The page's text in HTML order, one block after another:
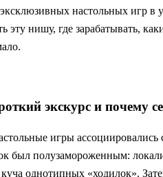
настольных игр в
эту нишу, где зарабатывать,
экскурс и почему
игры
полузамороженным:
однотипных «ходилок».